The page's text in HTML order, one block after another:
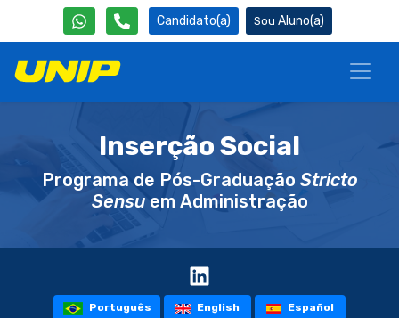
Candidato(a) Aluno(a)
Inserção Social
Programa de Pós-Graduação Stricto
Sensuem Administração
Português English Español